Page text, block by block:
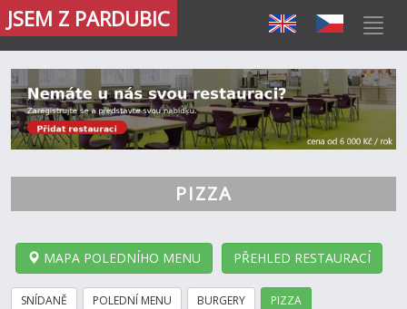
JSEM Z PARDUBIC
PIZZA
MAPA POLEDNÍHO MENU PŘEHLED RESTAURACÍ
SNÍDANĚ POLEDNÍ MENU BURGERY PIZZA